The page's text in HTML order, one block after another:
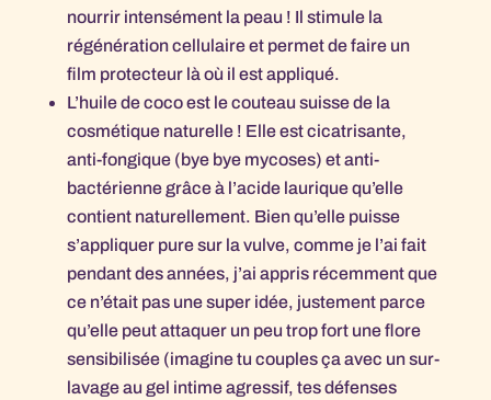
nourrir intensément la peau ! Il stimule la
régénération cellulaire et permet de faire un
film protecteur là où il est appliqué.
L’huile de coco est le couteau suisse de la
cosmétique naturelle ! Elle est cicatrisante,
anti-fongique (bye bye mycoses) et anti-
bactérienne grâce à l’acide laurique qu’elle
contient naturellement. Bien qu’elle puisse
s’appliquer pure sur la vulve, comme je l’ai fait
pendant des années, j’ai appris récemment que
ce n’était pas une super idée, justement parce
qu’elle peut attaquer un peu trop fort une flore
sensibilisée (imagine tu couples ça avec un sur-
lavage au gel intime agressif, tes défenses